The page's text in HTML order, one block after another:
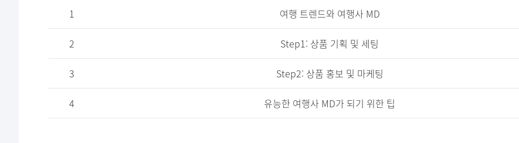
1 여행 트렌드와 여행사 MD
2 Step1: 상품 기획 및 세팅
3 Step2: 상품 홍보 및 마케팅
4 유능한 여행사 MD가 되기 위한 팁